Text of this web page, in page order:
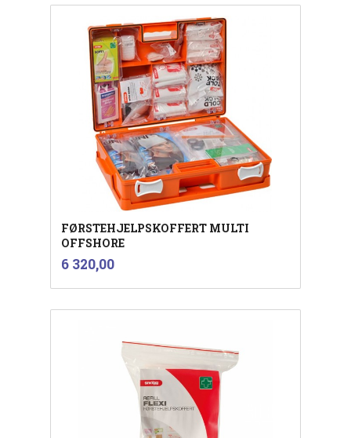
FØRSTEHJELPSKOFFERT MULTI
OFFSHORE
Pris
6 320,00mva.